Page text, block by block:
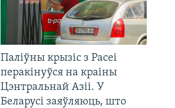
Паліўны крызіс з Расеі
перакінуўся на краіны
Цэнтральнай Азіі. У
Беларусі заяўляюць, што